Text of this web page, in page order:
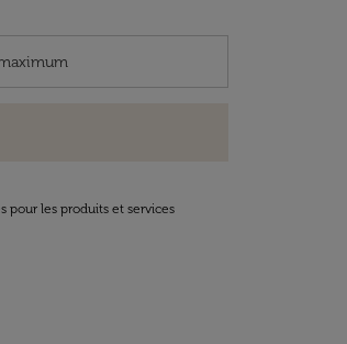
pour les produits et services